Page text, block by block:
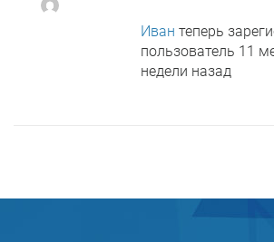
Иван теперь
пользователь 11
недели назад